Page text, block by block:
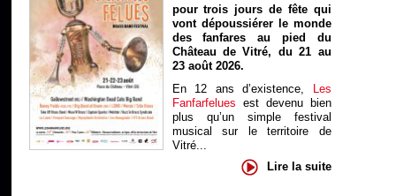
pour trois jours de fête qui
vont dépoussiérer le monde
des fanfares au pied du
Château de Vitré, du 21 au
23 août 2026.
En 12 ans d’existence, Les
Fanfarfelues est devenu bien
plus qu’un simple festival
musical sur le territoire de
Vitré...
Lire la suite